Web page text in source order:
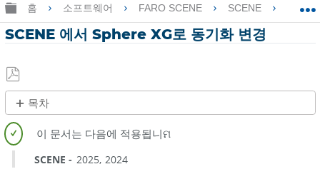
도움 받기 로그인
글로벌 계층 확장/축소
홈 소프트웨어 FARO SCENE SCENE
SCENE 에서 Sphere XG로 동기화 변경
PDF
로
저
장
목차
제
목
없
음
SCENE 2025 2024